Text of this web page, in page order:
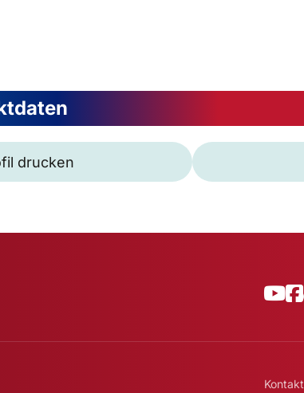
drucken
Kontakt